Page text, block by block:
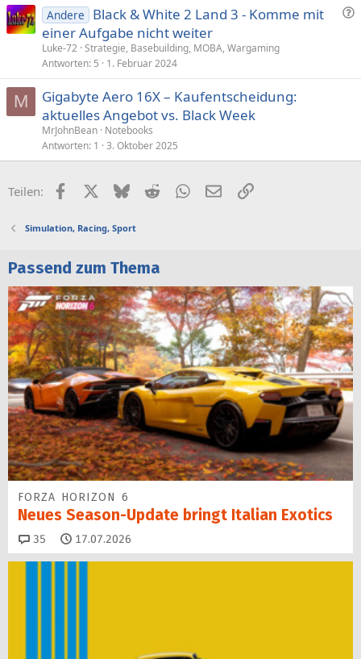
F
e
Andere
Black & White 2 Land 3 - Komme mit
einer Aufgabe nicht weiter
Luke-72 Strategie, Basebuilding, MOBA, Wargaming
Antworten 5 1. Februar 2024
M
Gigabyte Aero 16X – Kaufentscheidung:
aktuelles Angebot vs. Black Week
MrJohnBean Notebooks
Antworten 1 3. Oktober 2025
Teilen: FacebookX (Twitter)
BlueskyRedditWhatsApp
E-MailLink
Simulation, Racing, Sport
Passend zum Thema
FORZA HORIZON 6
Neues Season-Update bringt Italian Exotics
35 Kommentare
17.07.2026